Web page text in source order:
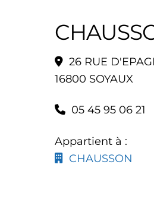
26 RUE
16800 SOYAUX
05 45 95 06 21
Appartient à :
CHAUSSON